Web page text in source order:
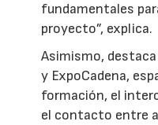
fundamentales
proyecto”, explica.
Asimismo,
y ExpoCadena,
formación, el
el contacto entre